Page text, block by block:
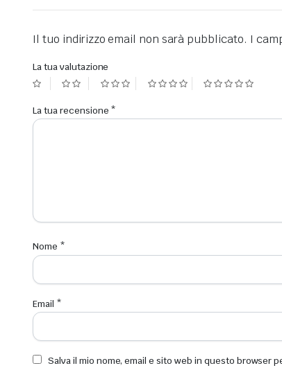
Il tuo indirizzo email non sarà pubblicato. I
La tua valutazione
La tua recensione *
Nome *
Email *
Salva il mio nome, email e sito web in questo browser